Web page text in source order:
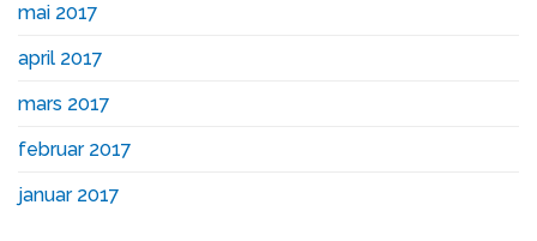
mai 2017
april 2017
mars 2017
februar 2017
januar 2017